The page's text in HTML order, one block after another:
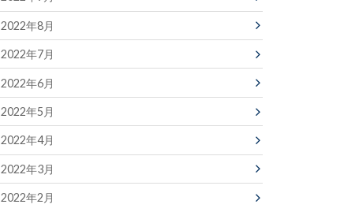
2022年8月
2022年7月
2022年6月
2022年5月
2022年4月
2022年3月
2022年2月